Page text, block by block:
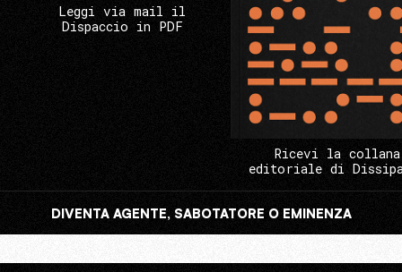
Leggi via mail il
Dispaccio in PDF
Ricevi la collana
editoriale di
DIVENTA AGENTE, SABOTATORE O EMINENZA